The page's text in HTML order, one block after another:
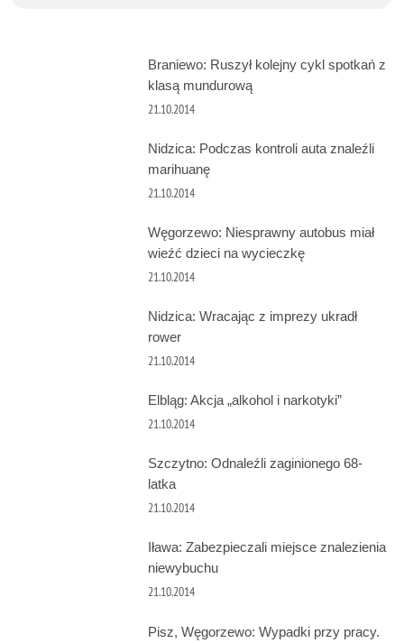
Braniewo: Ruszył kolejny cykl spotkań z
klasą mundurową
21.10.2014
Nidzica: Podczas kontroli auta znaleźli
marihuanę
21.10.2014
Węgorzewo: Niesprawny autobus miał
wieźć dzieci na wycieczkę
21.10.2014
Nidzica: Wracając z imprezy ukradł
rower
21.10.2014
Elbląg: Akcja „alkohol i narkotyki”
21.10.2014
Szczytno: Odnaleźli zaginionego 68-
latka
21.10.2014
Iława: Zabezpieczali miejsce znalezienia
niewybuchu
21.10.2014
Pisz, Węgorzewo: Wypadki przy pracy.